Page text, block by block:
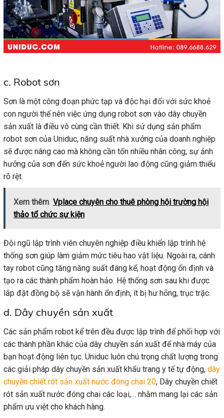
c. Robot sơn
Sơn là một công đoạn phức tạp và độc hại đối với sức khoẻ
con người thế nên việc ứng dụng robot sơn vào dây chuyền
sản xuất là điều vô cùng cần thiết. Khi sử dụng sản phẩm
robot sơn của Uniduc, năng suất nhà xưởng của doanh nghiệp
sẽ được nâng cao mà không cần tốn nhiều nhân công, sự ảnh
hưởng của sơn đến sức khoẻ người lao động cũng giảm thiểu
rõ rệt.
Xem thêm Vplace chuyên cho thuê phòng hội trường hội
thảo tổ chức sự kiện
Đội ngũ lập trình viên chuyên nghiệp điều khiển lập trình hệ
thống sơn giúp làm giảm mức tiêu hao vật liệu. Ngoài ra, cánh
tay robot cũng tăng năng suất đáng kể, hoạt động ổn định và
tạo ra các thành phẩm hoàn hảo. Hệ thống sơn sau khi được
lắp đặt đồng bộ sẽ vận hành ổn định, ít bị hư hỏng, trục trặc.
d. Dây chuyền sản xuất
Các sản phẩm robot kể trên đều được lập trình để phối hợp với
các thành phần khác của dây chuyền sản xuất để nhà máy của
bạn hoạt động liên tục. Uniduc luôn chú trọng chất lượng trong
các giải pháp dây chuyền sản xuất khẩu trang y tế tự động, dây
chuyền chiết rót sản xuất nước đóng chai 20, Dây chuyền chiết
rót sản xuất nước đóng chai các loại,… nhằm mang lại các sản
phẩm ưu việt cho khách hàng.